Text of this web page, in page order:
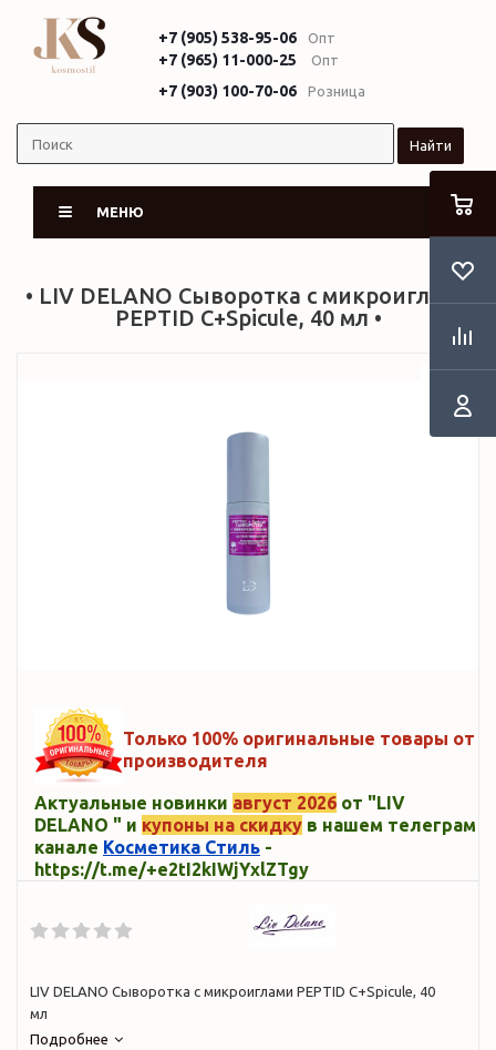
+7 (905) 538-95-06 Опт
+7 (965) 11-000-25 Опт
+7 (903) 100-70-06 Розница
Найти
МЕНЮ
• LIV DELANO Сыворотка с микроиглами
PEPTID C+Spicule, 40 мл •
Только 100% оригинальные товары от
производителя
Актуальные новинки август 2026 от "LIV
DELANO " и купоны на скидку в нашем телеграм
канале Косметика Стиль -
https://t.me/+e2tI2kIWjYxlZTgy
LIV DELANO Сыворотка с микроиглами PEPTID C+Spicule, 40
мл
Подробнее